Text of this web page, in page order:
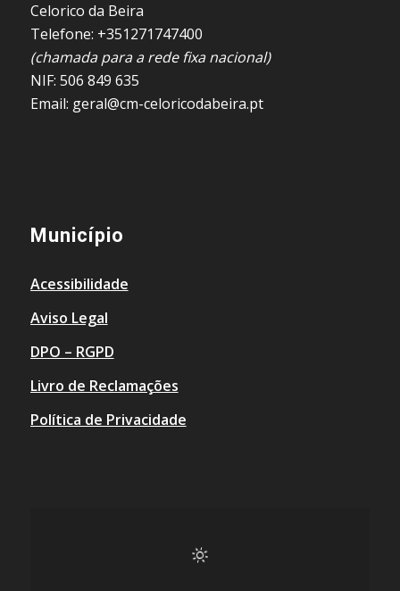
Celorico da Beira
Telefone: +351271747400
(chamada para a rede fixa nacional)
NIF: 506 849 635
Email: geral@cm-celoricodabeira.pt
Município
Acessibilidade
Aviso Legal
DPO – RGPD
Livro de Reclamações
Política de Privacidade